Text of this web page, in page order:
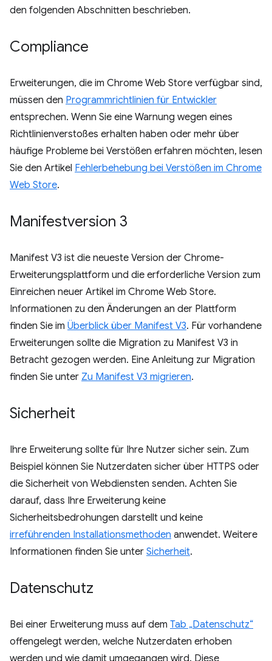
den folgenden Abschnitten beschrieben.
Compliance
Erweiterungen, die im Chrome Web Store verfügbar sind,
müssen den Programmrichtlinien für Entwickler
entsprechen. Wenn Sie eine Warnung wegen eines
Richtlinienverstoßes erhalten haben oder mehr über
häufige Probleme bei Verstößen erfahren möchten, lesen
Sie den Artikel Fehlerbehebung bei Verstößen im Chrome
Web Store.
Manifestversion 3
Manifest V3 ist die neueste Version der Chrome-
Erweiterungsplattform und die erforderliche Version zum
Einreichen neuer Artikel im Chrome Web Store.
Informationen zu den Änderungen an der Plattform
finden Sie im Überblick über Manifest V3. Für vorhandene
Erweiterungen sollte die Migration zu Manifest V3 in
Betracht gezogen werden. Eine Anleitung zur Migration
finden Sie unter Zu Manifest V3 migrieren.
Sicherheit
Ihre Erweiterung sollte für Ihre Nutzer sicher sein. Zum
Beispiel können Sie Nutzerdaten sicher über HTTPS oder
die Sicherheit von Webdiensten senden. Achten Sie
darauf, dass Ihre Erweiterung keine
Sicherheitsbedrohungen darstellt und keine
irreführenden Installationsmethoden anwendet. Weitere
Informationen finden Sie unter Sicherheit.
Datenschutz
Bei einer Erweiterung muss auf dem Tab „Datenschutz“
offengelegt werden, welche Nutzerdaten erhoben
werden und wie damit umgegangen wird. Diese